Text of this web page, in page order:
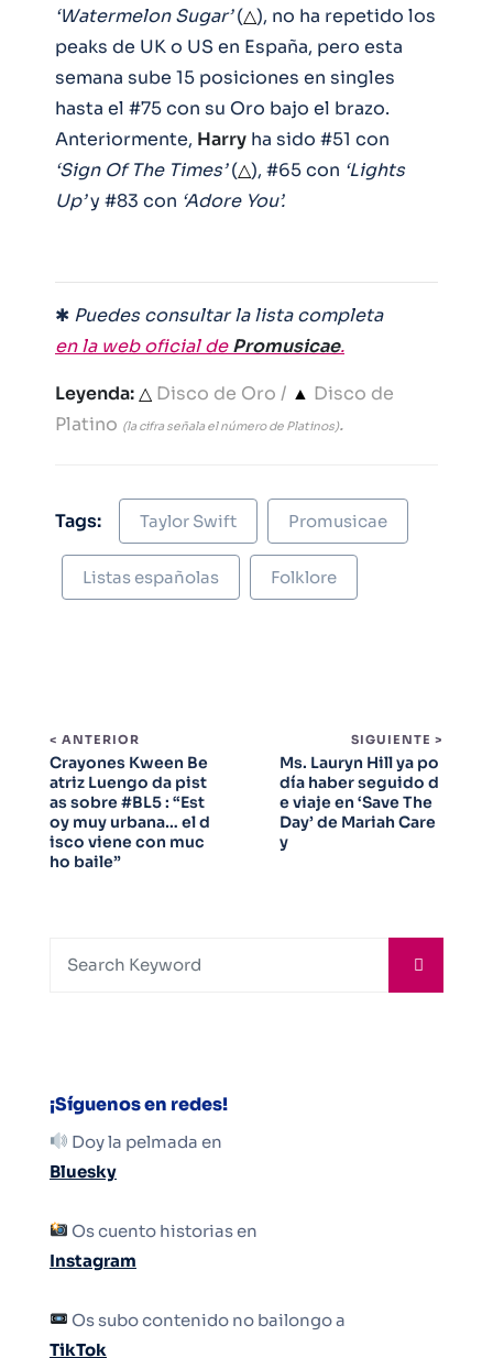
‘Watermelon Sugar’(△), no ha repetido los
peaks de UK o US en España, pero esta
semana sube 15 posiciones en singles
hasta el #75 con su Oro bajo el brazo.
Anteriormente, Harry ha sido #51 con
‘Sign Of The Times’(△), #65 con ‘Lights
Up’y #83 con ‘Adore You’.
✱ Puedes consultar la lista completa
en la web oficial dePromusicae.
Leyenda: △ Disco de Oro / ▲ Disco de
Platino (la cifra señala el número de Platinos).
Tags: Taylor Swift Promusicae
Listas españolas Folklore
< ANTERIOR
Crayones Kween Be
atriz Luengo da pist
as sobre #BL5 : “Est
oy muy urbana… el d
isco viene con muc
ho baile”
SIGUIENTE >
Ms. Lauryn Hill ya po
día haber seguido d
e viaje en ‘Save The
Day’ de Mariah Care
y
¡Síguenos en redes!
Doy la pelmada en
Bluesky
Os cuento historias en
Instagram
Os subo contenido no bailongo a
TikTok